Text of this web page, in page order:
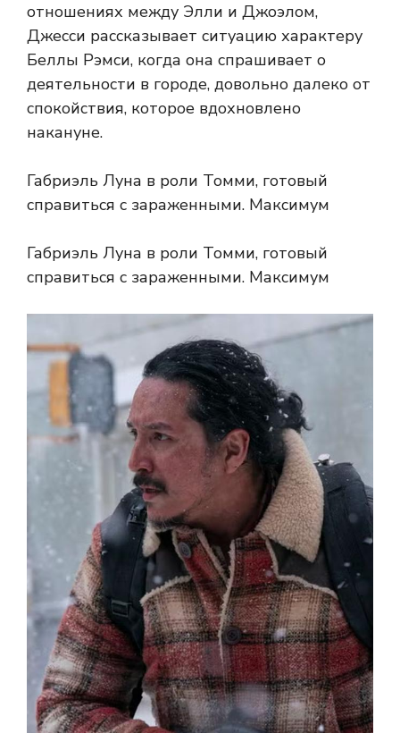
отношениях между Элли и Джоэлом,
Джесси рассказывает ситуацию характеру
Беллы Рэмси, когда она спрашивает о
деятельности в городе, довольно далеко от
спокойствия, которое вдохновлено
накануне.
Габриэль Луна в роли Томми, готовый
справиться с зараженными. Максимум
Габриэль Луна в роли Томми, готовый
справиться с зараженными. Максимум